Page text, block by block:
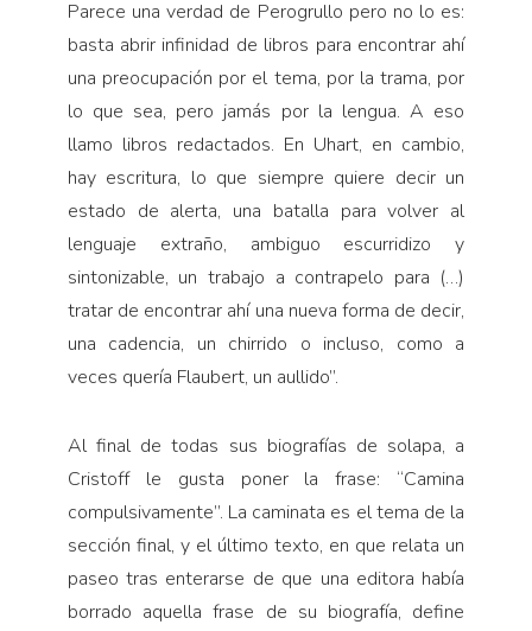
Parece una verdad de Perogrullo pero no lo es:
basta abrir infinidad de libros para encontrar ahí
una preocupación por el tema, por la trama, por
lo que sea, pero jamás por la lengua. A eso
llamo libros redactados. En Uhart, en cambio,
hay escritura, lo que siempre quiere decir un
estado de alerta, una batalla para volver al
lenguaje extraño, ambiguo escurridizo y
sintonizable, un trabajo a contrapelo para (…)
tratar de encontrar ahí una nueva forma de decir,
una cadencia, un chirrido o incluso, como a
veces quería Flaubert, un aullido”.
Al final de todas sus biografías de solapa, a
Cristoff le gusta poner la frase: “Camina
compulsivamente”. La caminata es el tema de la
sección final, y el último texto, en que relata un
paseo tras enterarse de que una editora había
borrado aquella frase de su biografía, define